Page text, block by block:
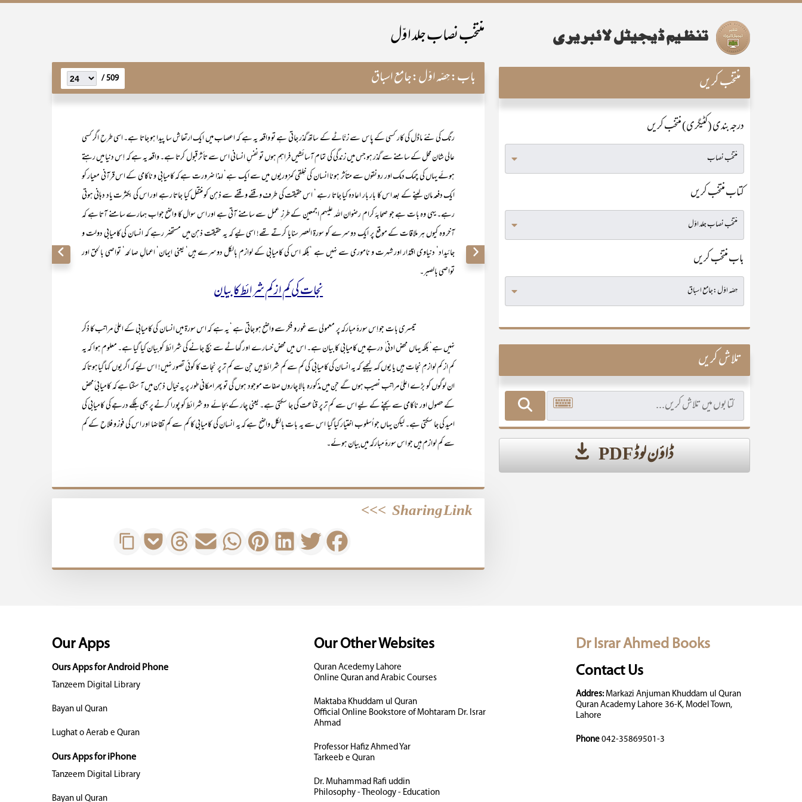
منتخب نصاب جلد اوّل
باب:حِصّہ اوّل:جامع اسباق 509 /
رنگ کی نئے ماڈل کی کار کسی کے پاس سے زنّاٹے کے ساتھ گذر جاتی ہے تو واقعہ یہ ہے کہ اعصاب میں ایک ارتعاش سا پیدا ہو جاتا ہے۔ اسی طرح اگر کسی
عالی شان محل کے سامنے سے گذر ہو جس میں زندگی کی تمام آسائشیں فراہم ہوں تو نفسِ انسانی اس سے تا ٔثر قبول کرتا ہے۔ واقعہ یہ ہے کہ اِس دنیا میں رہتے
ہوئے یہاں کی چمک دمک اور رونقوں سے متأثر ہونا انسان کی خِلقی کمزوریوں میں سے ایک ہے‘ لہذا ضرورت ہے کہ کامیابی و ناکامی کے اس قرآنی معیار کو
ایک دفعہ مان لینے کے بعد اس کا بار بار اعادہ کیا جاتا رہے ‘ اس حقیقت کی طرف وقفے وقفے سے ذہن کو منتقل کیا جاتا رہے اور اس کی بکثرت یاد دہانی ہوتی
رہے۔ یہی وہ بات ہے جو صحابۂ کرام رضوان اللہ علیہم اجمعین کے طرز ِ عمل سے سامنے آتی ہے اور اس سوال کا واضح جواب ہمارے سامنے آتا ہے کہ
آخر وہ کیوں ہر ملاقات کے موقع پر ایک دوسرے کو سورۃ العصر سنایا کرتے تھے! اسی لیے کہ یہ حقیقت ذہن میں مستحضر رہے کہ انسان کی کامیابی دولت و
جائیداد‘ دنیاوی اقتدار اور شہرت و ناموری سے نہیں ہے ‘بلکہ اس کی کامیابی کے لوازم بالکل دوسرے ہیں‘ یعنی ایمان‘ اعمالِ صالحہ‘ تواصی بالحق اور
تواصی بالصبر۔
نجات کی کم از کم شرائط کا بیان
تیسری بات جو اِس سورۂ مبارکہ پر معمولی سے غور و فکر سے واضح ہو جاتی ہے ‘ یہ ہے کہ اس سورۃ میں انسان کی کامیابی کے اعلیٰ مراتب کا ذکر
نہیں ہے‘ بلکہ یہاں محض ادنی ٰ درجے میں کامیابی کا بیان ہے۔ اس میں محض خسارے اور گھاٹے سے بچ جانے کی شرائط کو بیان کیا گیا ہے۔ معلوم ہوا کہ یہ
کم از کم لوازمِ نجات ہیں یا یوں کہہ لیجیے کہ یہ انسان کی کامیابی کی کم سے کم شرائط ہیں جن سے کم تر پر نجات کا کوئی تصور نہیں! اس لیے کہ اگر یوں کہا گیاہوتا کہ
ان لوگوں کو بڑے اعلیٰ مراتب نصیب ہوں گے جن میں مذکورہ بالا چاروں صفات موجود ہوں گی تو پھر امکانی طور پر یہ خیال ذہن میں آ سکتا ہے کہ کامیابی ٔمحض
کے حصول اور ناکامی سے بچنے کے لیے اس سے کم تر پر قناعت کی جا سکتی ہے۔ یعنی چار کے بجائے دو شرائط کو پورا کرنے پر بھی ہلکے درجے کی کامیابی کی
امید کی جا سکتی ہے۔ لیکن یہاں جو اُسلوب اختیار کیا گیا اس سے یہ بات بالکل واضح ہے کہ یہ انسان کی کامیابی کا کم سے کم تقاضا اور اس کی فوز و فلاح کے کم
سے کم لوازم ہیں جو اس سورۂ مبارکہ میں بیان ہوئے۔
Sharing Link
>>>
منتخب کریں
درجہ بندی (کٹیگری) منتخب کریں
کتاب منتخب کریں
باب منتخب کریں
تلاش کریں
ڈاؤن لوڈ PDF
Dr Israr Ahmed Books
Contact Us
Addres:Markazi Anjuman Khuddam ul Quran
Quran Academy Lahore 36-K, Model Town,
Lahore
Phone 042-35869501-3
Our Other Websites
Quran Acedemy Lahore
Online Quran and Arabic Courses
Maktaba Khuddam ul Quran
Official Online Bookstore of Mohtaram Dr. Israr
Ahmad
Professor Hafiz Ahmed Yar
Tarkeeb e Quran
Dr. Muhammad Rafi uddin
Philosophy - Theology - Education
Our Apps
Ours Apps for Android Phone
Tanzeem Digital Library
Bayan ul Quran
Lughat o Aerab e Quran
Ours Apps for iPhone
Tanzeem Digital Library
Bayan ul Quran